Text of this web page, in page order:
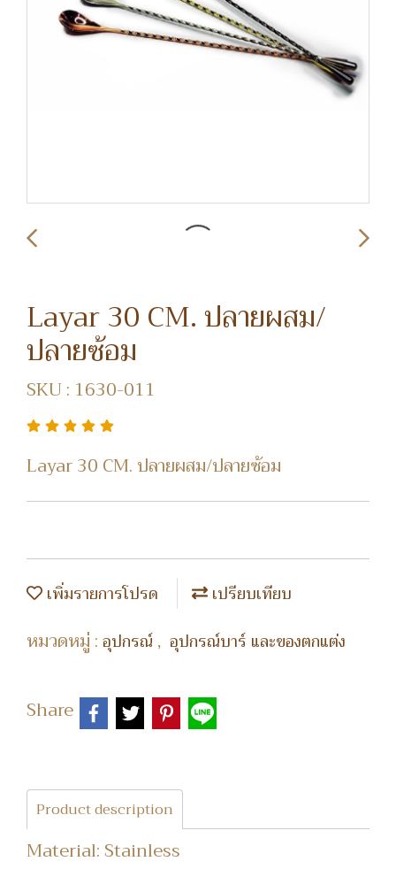
Layar 30 CM. ปลายผสม/
ปลายซ้อม
SKU : 1630-011
Layar 30 CM. ปลายผสม/ปลายซ้อม
เพิ่มรายการโปรด เปรียบเทียบ
หมวดหมู่ :อุปกรณ์, อุปกรณ์บาร์ และของตกแต่ง
Share
Product description
Material: Stainless